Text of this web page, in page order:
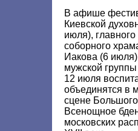
В афише
Киевской
июля),
соборного
Иакова (6
мужской
12 июля
объединятся в
сцене
Всенощное
московских